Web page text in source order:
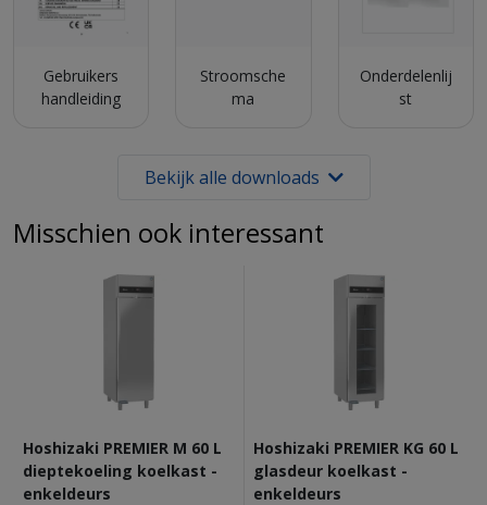
Gebruikers
handleiding
Stroomsche
ma
Onderdelenlij
st
Bekijk alle downloads
Misschien ook interessant
Hoshizaki PREMIER M 60 L
dieptekoeling koelkast -
enkeldeurs
Hoshizaki PREMIER KG 60 L
glasdeur koelkast -
enkeldeurs